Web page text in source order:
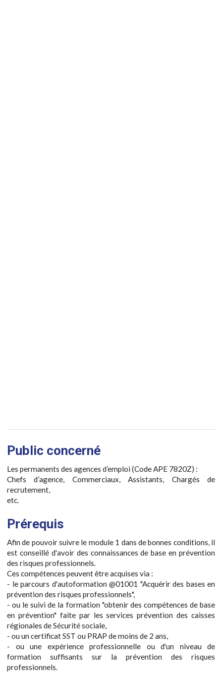
Public concerné
Les permanents des agences d’emploi (Code APE 7820Z) :
Chefs d’agence, Commerciaux, Assistants, Chargés de
recrutement,
etc.
Prérequis
Afin de pouvoir suivre le module 1 dans de bonnes conditions, il
est conseillé d'avoir des connaissances de base en prévention
des risques professionnels.
Ces compétences peuvent être acquises via :
- le parcours d'autoformation @01001 "Acquérir des bases en
prévention des risques professionnels",
- ou le suivi de la formation "obtenir des compétences de base
en prévention" faite par les services prévention des caisses
régionales de Sécurité sociale,
- ou un certificat SST ou PRAP de moins de 2 ans,
- ou une expérience professionnelle ou d'un niveau de
formation suffisants sur la prévention des risques
professionnels.